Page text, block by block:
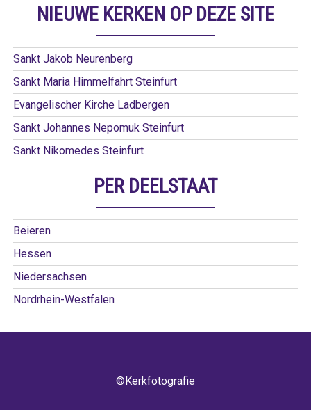
NIEUWE KERKEN OP DEZE SITE
Sankt Jakob Neurenberg
Sankt Maria Himmelfahrt Steinfurt
Evangelischer Kirche Ladbergen
Sankt Johannes Nepomuk Steinfurt
Sankt Nikomedes Steinfurt
PER DEELSTAAT
Beieren
Hessen
Niedersachsen
Nordrhein-Westfalen
©Kerkfotografie